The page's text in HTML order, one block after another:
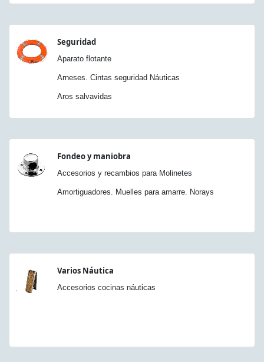
Seguridad
Aparato flotante
Arneses. Cintas seguridad Náuticas
Aros salvavidas
Fondeo y maniobra
Accesorios y recambios para Molinetes
Amortiguadores. Muelles para amarre. Norays
Varios Náutica
Accesorios cocinas náuticas